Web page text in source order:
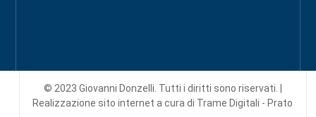
© 2023 Giovanni Donzelli. Tutti i diritti sono riservati. |
Realizzazione sito interneta cura di Trame Digitali - Prato